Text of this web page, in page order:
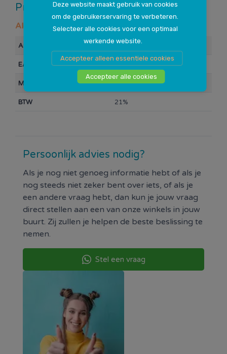
Deze website maakt gebruik van cookies
om de gebruikerservaring te verbeteren.
Selecteer alle cookies voor een optimaal
werkende website.
Accepteer alleen essentiele cookies
Accepteer alle cookies
Productspecificaties
Algemeen
Artikelnummer 10025018
EAN Barcode 888793376799
Merk HP
BTW 21%
Persoonlijk advies nodig?
Als je nog niet genoeg informatie hebt of als je
nog steeds niet zeker bent over iets, of als je
een andere vraag hebt, dan kun je jouw vraag
direct stellen aan een van onze winkels in jouw
buurt. Zij zullen je helpen de beste beslissing te
nemen.
Stel een vraag